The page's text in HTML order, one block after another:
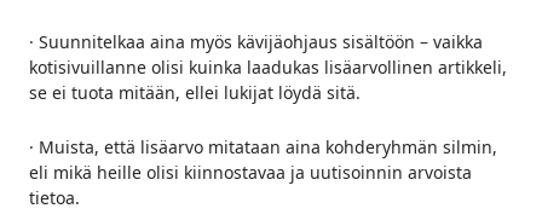
· Suunnitelkaa aina myös kävijäohjaus sisältöön – vaikka
kotisivuillanne olisi kuinka laadukas lisäarvollinen artikkeli,
se ei tuota mitään, ellei lukijat löydä sitä.
· Muista, että lisäarvo mitataan aina kohderyhmän silmin,
eli mikä heille olisi kiinnostavaa ja uutisoinnin arvoista
tietoa.